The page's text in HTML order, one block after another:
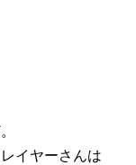
イヤーさんは